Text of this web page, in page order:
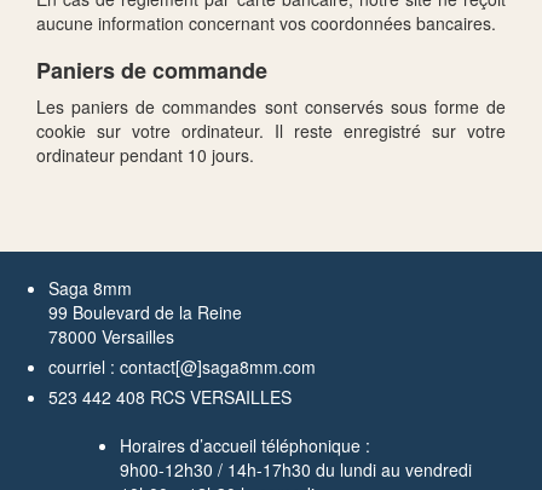
aucune information concernant vos coordonnées bancaires.
Paniers de commande
Les paniers de commandes sont conservés sous forme de
cookie sur votre ordinateur. Il reste enregistré sur votre
ordinateur pendant 10 jours.
Saga 8mm
99 Boulevard de la Reine
78000 Versailles
courriel : contact[@]saga8mm.com
523 442 408 RCS VERSAILLES
Horaires d’accueil téléphonique :
9h00-12h30 / 14h-17h30 du lundi au vendredi